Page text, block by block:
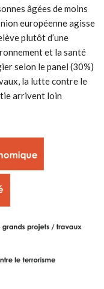
âgées de moins
européenne agisse
plutôt d’une
et la santé
selon le panel (30%)
la lutte contre le
arrivent loin